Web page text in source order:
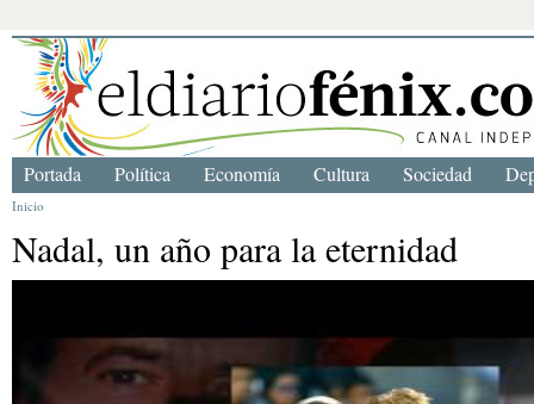
Inicio
Nadal, un año para la eternidad
Portada Política Economía Cultura Sociedad